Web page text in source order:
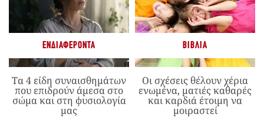
ΕΝΔΙΑΦΈΡΟΝΤΑ
Τα 4 είδη συναισθημάτων
που επιδρούν άμεσα στο
σώμα και στη φυσιολογία
μας
ΒΙΒΛΊΑ
Οι σχέσεις θέλουν χέρια
ενωμένα, ματιές καθαρές
και καρδιά έτοιμη να
μοιραστεί